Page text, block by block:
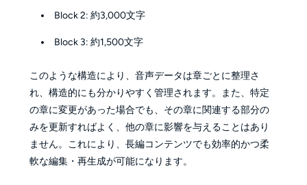
Block 2: 約3,000文字
Block 3: 約1,500文字
このような構造により、音声データは章ごとに整理さ
れ、構造的にも分かりやすく管理されます。また、特定
の章に変更があった場合でも、その章に関連する部分の
みを更新すればよく、他の章に影響を与えることはあり
ません。これにより、長編コンテンツでも効率的かつ柔
軟な編集・再生成が可能になります。